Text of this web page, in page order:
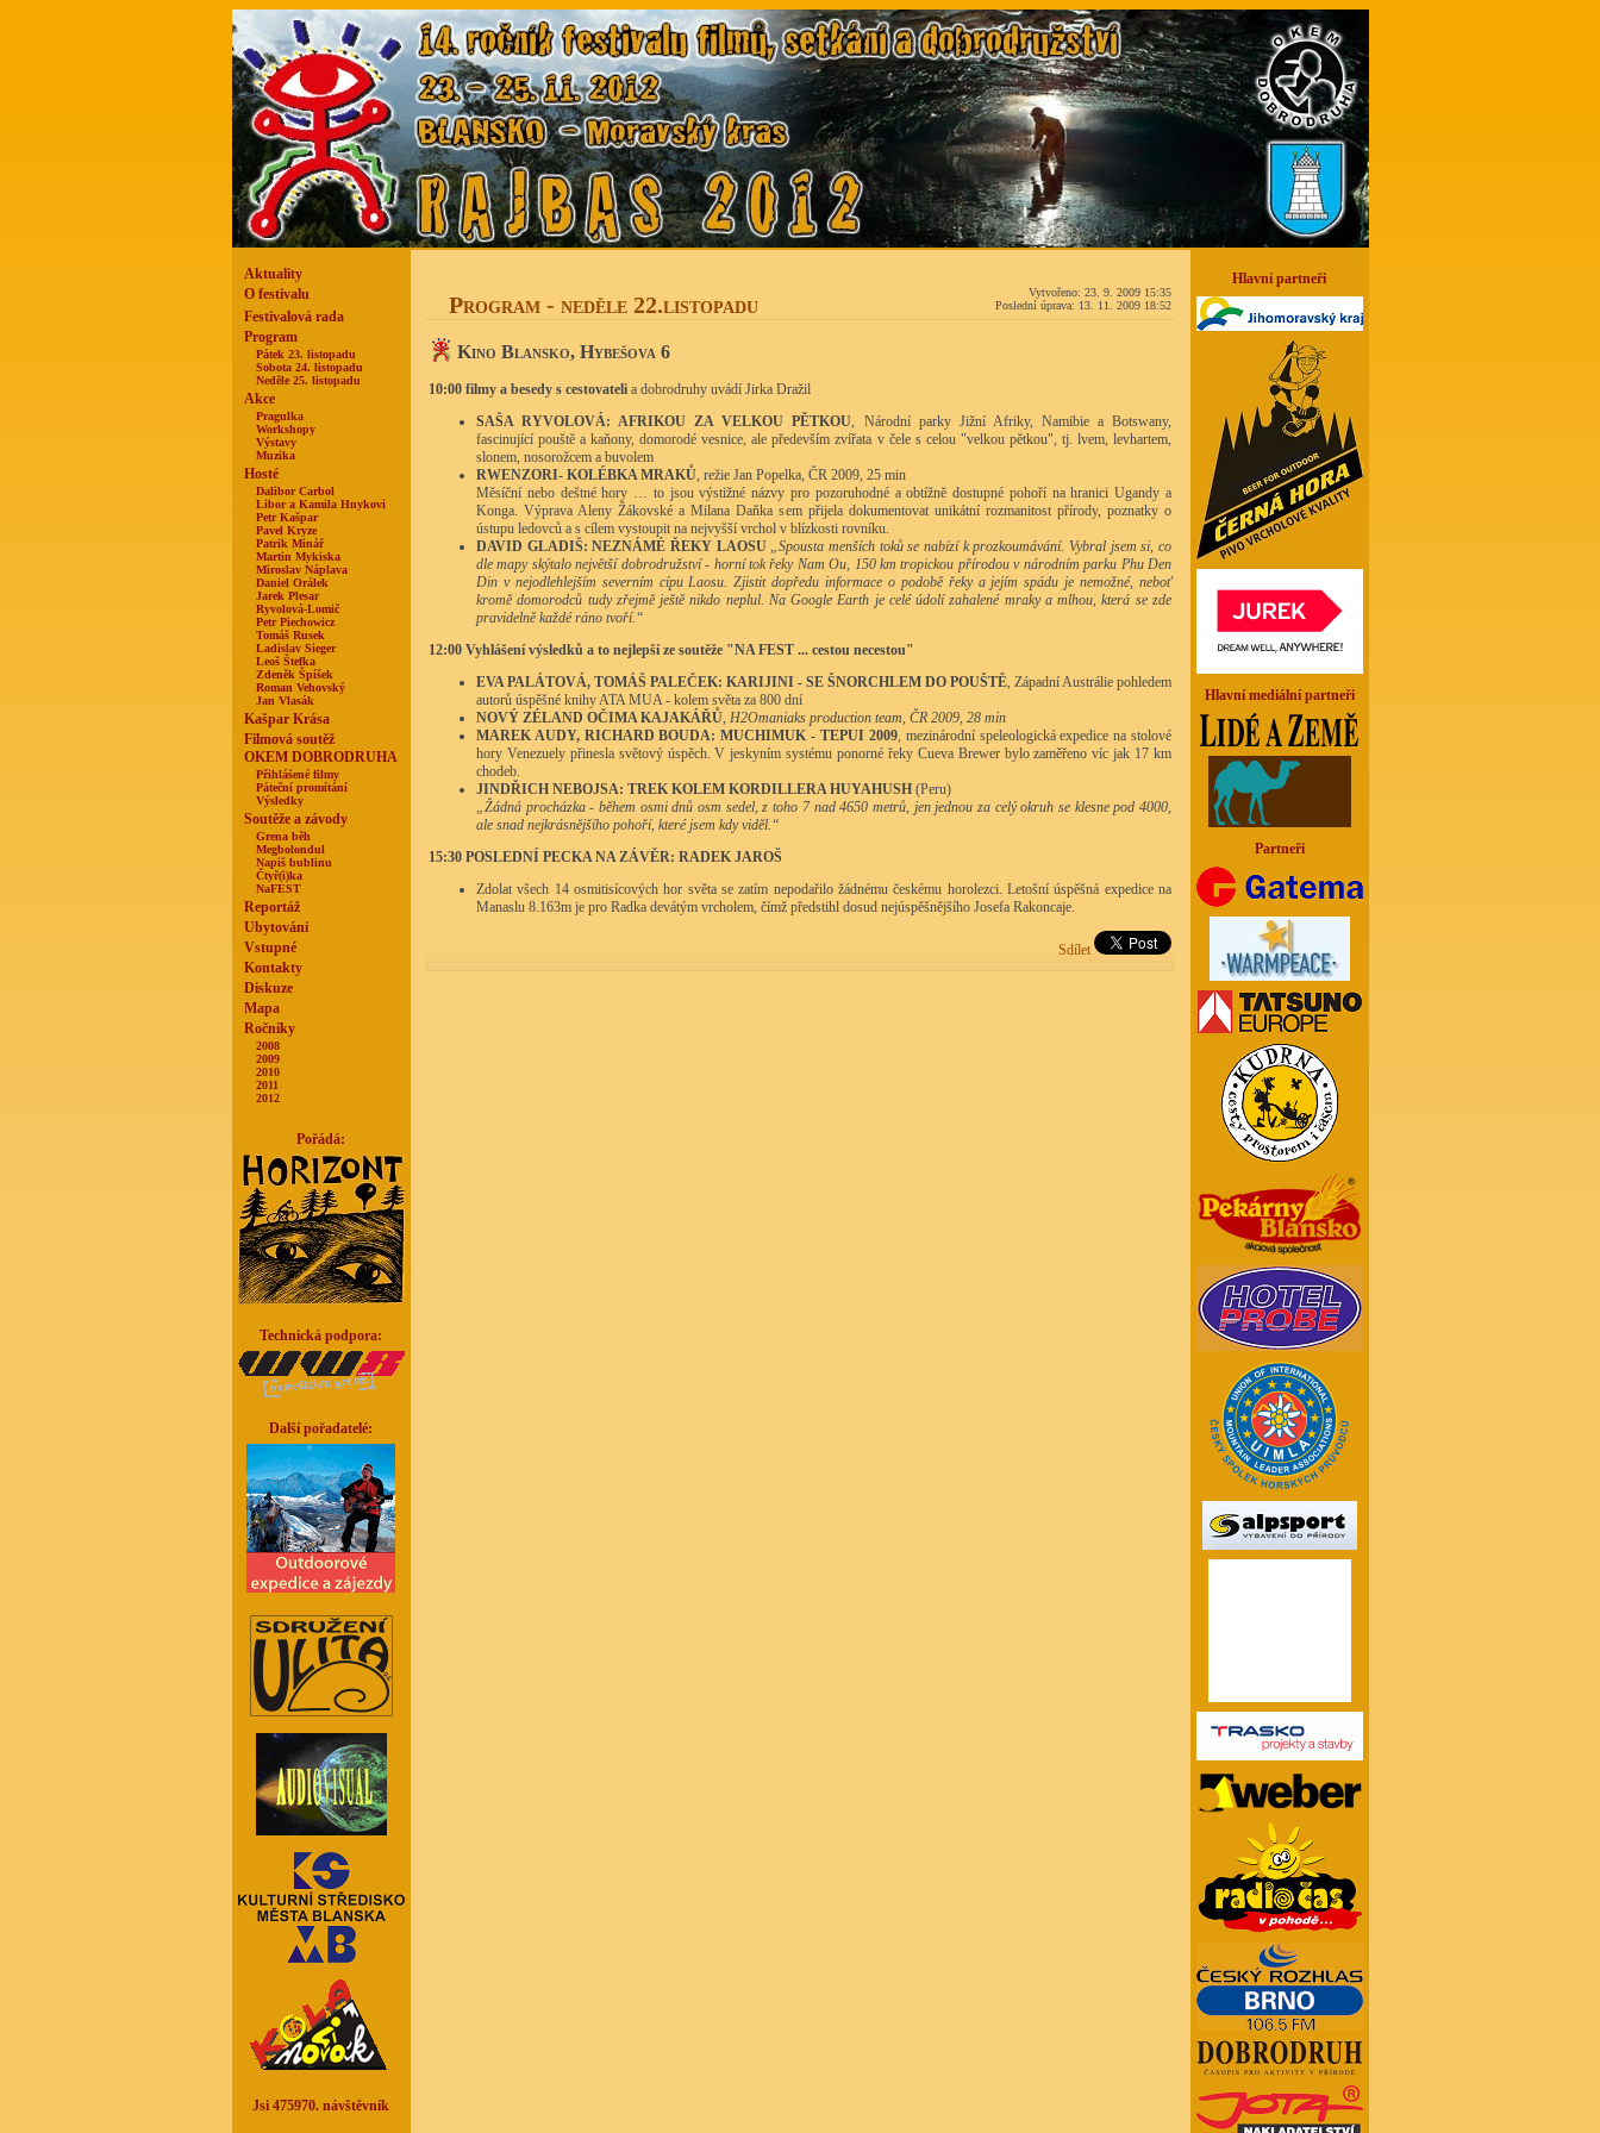
Aktuality
O festivalu
Festivalová rada
Program
Pátek 23. listopadu
Sobota 24. listopadu
Neděle 25. listopadu
Akce
Pragulka
Workshopy
Výstavy
Muzika
Hosté
Dalibor Carbol
Libor a Kamila Hnykovi
Petr Kašpar
Pavel Kryze
Patrik Minář
Martin Mykiska
Miroslav Náplava
Daniel Orálek
Jarek Plesar
Ryvolová-Lomič
Petr Piechowicz
Tomáš Rusek
Ladislav Sieger
Leoš Štefka
Zdeněk Špíšek
Roman Vehovský
Jan Vlasák
Kašpar Krása
Filmová soutěž
OKEM DOBRODRUHA
Přihlášené filmy
Páteční promítání
Výsledky
Soutěže a závody
Grena běh
Megbolondul
Napiš bublinu
Čtyř(i)ka
NaFEST
Reportáž
Ubytování
Vstupné
Kontakty
Diskuze
Mapa
Ročníky
2008
2009
2010
2011
2012
Pořádá:
Technická podpora:
Další pořadatelé:
Jsi 475970. návštěvník
Hlavní partneři
Hlavní mediální partneři
Partneři
Program - neděle 22.listopadu
Vytvořeno: 23. 9. 2009 15:35
Poslední úprava: 13. 11. 2009 18:52
Kino Blansko, Hybešova 6
10:00 filmy a besedy s cestovateli a dobrodruhy uvádí Jirka Dražil
SAŠA RYVOLOVÁ: AFRIKOU ZA VELKOU PĚTKOU, Národní parky Jižní Afriky, Namibie a Botswany,
fascinující pouště a kaňony, domorodé vesnice, ale především zvířata v čele s celou "velkou pětkou", tj. lvem, levhartem,
slonem, nosorožcem a buvolem
RWENZORI- KOLÉBKA MRAKŮ, režie Jan Popelka, ČR 2009, 25 min
Měsíční nebo deštné hory … to jsou výstižné názvy pro pozoruhodné a obtížně dostupné pohoří na hranici Ugandy a
Konga. Výprava Aleny Žákovské a Milana Daňka sem přijela dokumentovat unikátní rozmanitost přírody, poznatky o
ústupu ledovců a s cílem vystoupit na nejvyšší vrchol v blízkosti rovníku.
DAVID GLADIŠ: NEZNÁMÉ ŘEKY LAOSU „Spousta menších toků se nabízí k prozkoumávání. Vybral jsem si, co
dle mapy skýtalo největší dobrodružství - horní tok řeky Nam Ou, 150 km tropickou přírodou v národním parku Phu Den
Din v nejodlehlejším severním cípu Laosu. Zjistit dopředu informace o podobě řeky a jejím spádu je nemožné, neboť
kromě domorodců tudy zřejmě ještě nikdo neplul. Na Google Earth je celé údolí zahalené mraky a mlhou, která se zde
pravidelně každé ráno tvoří.“
12:00 Vyhlášení výsledků a to nejlepší ze soutěže "NA FEST ... cestou necestou"
EVA PALÁTOVÁ, TOMÁŠ PALEČEK: KARIJINI - SE ŠNORCHLEM DO POUŠTĚ, Západní Austrálie pohledem
autorů úspěšné knihy ATA MUA - kolem světa za 800 dní
NOVÝ ZÉLAND OČIMA KAJAKÁŘŮ, H2Omaniaks production team, ČR 2009, 28 min
MAREK AUDY, RICHARD BOUDA: MUCHIMUK - TEPUI 2009, mezinárodní speleologická expedice na stolové
hory Venezuely přinesla světový úspěch. V jeskyním systému ponorné řeky Cueva Brewer bylo zaměřeno víc jak 17 km
chodeb.
JINDŘICH NEBOJSA: TREK KOLEM KORDILLERA HUYAHUSH (Peru)
„Žádná procházka - během osmi dnů osm sedel, z toho 7 nad 4650 metrů, jen jednou za celý okruh se klesne pod 4000,
ale snad nejkrásnějšího pohoří, které jsem kdy viděl.“
15:30 POSLEDNÍ PECKA NA ZÁVĚR: RADEK JAROŠ
Zdolat všech 14 osmitisícových hor světa se zatím nepodařilo žádnému českému horolezci. Letošní úspěšná expedice na
Manaslu 8.163m je pro Radka devátým vrcholem, čímž předstihl dosud nejúspěšnějšího Josefa Rakoncaje.
Sdílet